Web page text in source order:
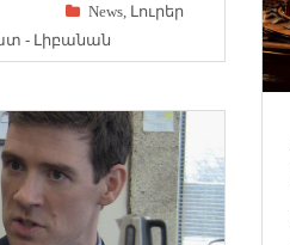
News Լուրեր
- Լիբանան